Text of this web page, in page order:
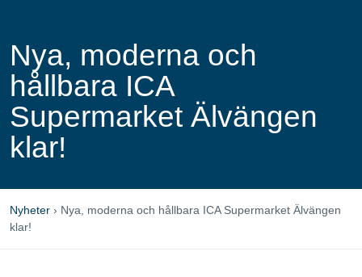
Nya, moderna och
hållbara ICA
Supermarket Älvängen
klar!
Nyheter › Nya, moderna och hållbara ICA Supermarket Älvängen
klar!